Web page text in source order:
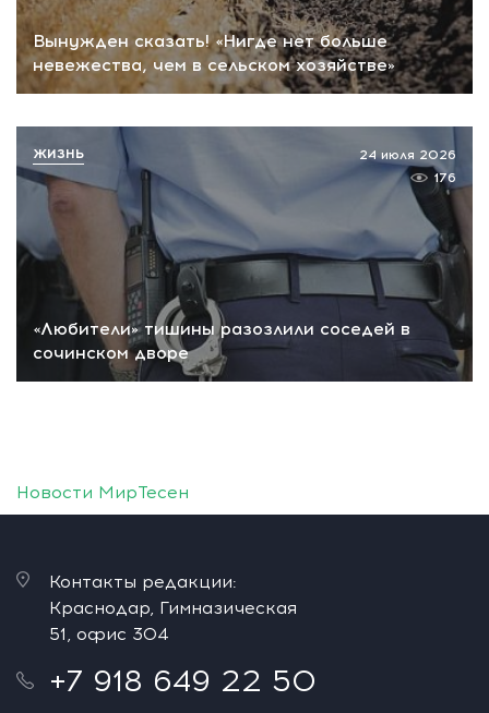
Вынужден сказать! «Нигде нет больше
невежества, чем в сельском хозяйстве»
«Любители» тишины разозлили соседей в
сочинском дворе
24 июля 2026
176
ЖИЗНЬ
Новости МирТесен
Контакты редакции:
Краснодар, Гимназическая
51, офис 304
+7 918 649 22 50